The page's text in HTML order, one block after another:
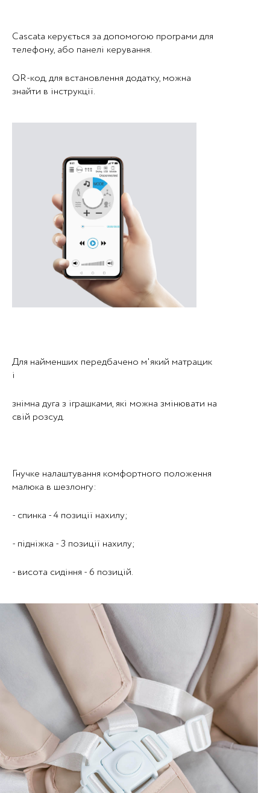
Cascata керується за допомогою програми для
телефону, або панелі керування.
QR-код, для встановлення додатку, можна
знайти в інструкції.
Для найменших передбачено м'який матрацик
і
знімна дуга з іграшками, які можна змінювати на
свій розсуд.
Гнучке налаштування комфортного положення
малюка в шезлонгу:
- спинка - 4 позиції нахилу;
- підніжка - 3 позиції нахилу;
- висота сидіння - 6 позицій.